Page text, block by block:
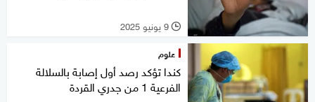
l 9 يونيو 2025
علوم
كندا تؤكد رصد أول إصابة بالسلالة
الفرعية 1 من جدري القردة